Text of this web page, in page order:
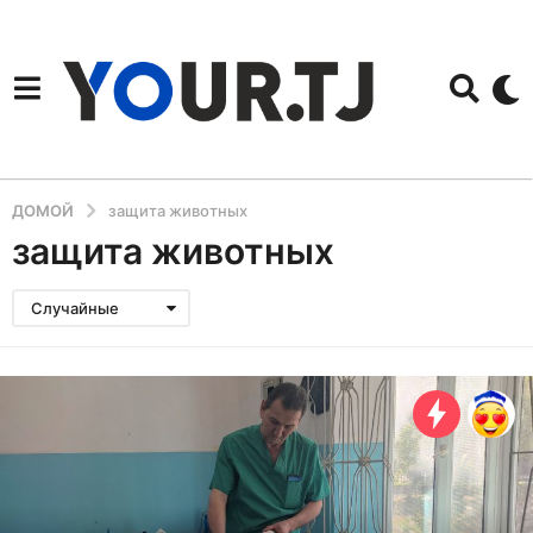
ДОМОЙ защита животных
защита животных
Случайные